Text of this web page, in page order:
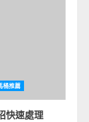
桶推薦
快速處理